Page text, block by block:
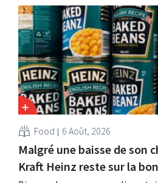
capacité de production de Biscoff
cette opportunité ».
Food 6 Août, 2026
Malgré une baisse de son
Kraft Heinz reste sur la